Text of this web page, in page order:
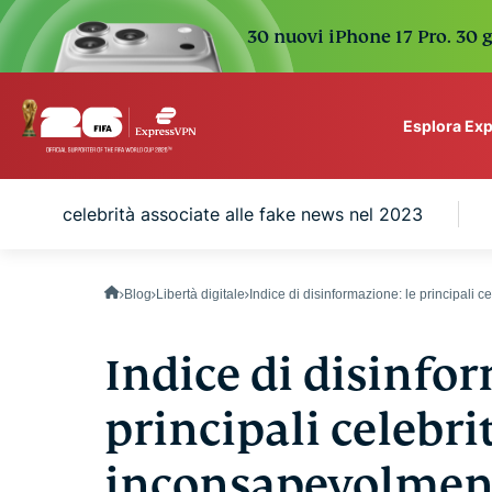
30 nuovi iPhone 17 Pro.
Esplora
VPN protection for
celebrità associate alle fake news nel 2023
Blog Libertà digitale Indice di disinformazione: le principali
Indice di
principali